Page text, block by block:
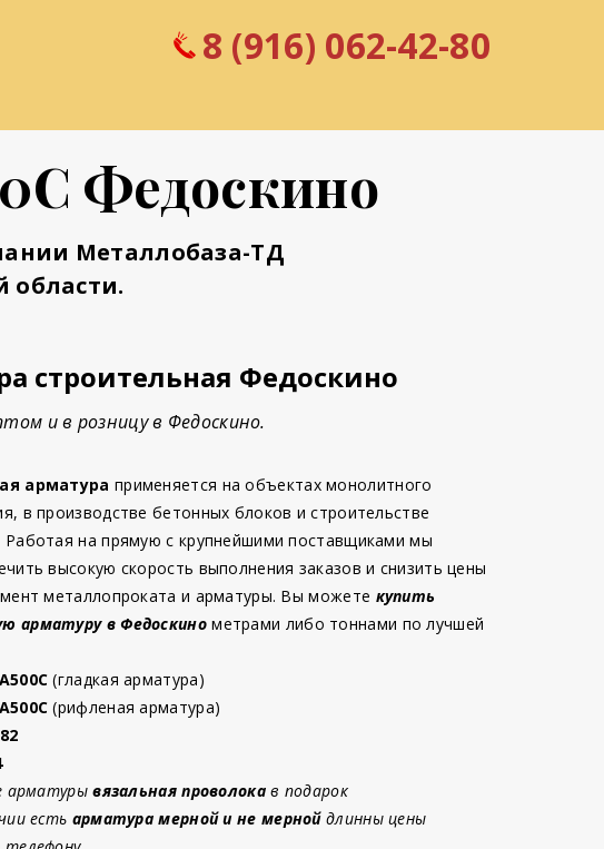
8 (916) 062-42-80
Федоскино
Металлобаза-ТД
области.
строительная Федоскино
и в розницу в Федоскино.
арматура применяется на объектах монолитного
в производстве бетонных блоков и строительстве
на прямую с крупнейшими поставщиками мы
высокую скорость выполнения заказов и снизить цены
металлопроката и арматуры. Вы можете купить
арматуру в Федоскинометрами либо тоннами по лучшей
А500С (гладкая арматура)
А500С (рифленая арматура)
арматурывязальная проволокав подарок
есть арматура мерной и не мернойдлинны цены